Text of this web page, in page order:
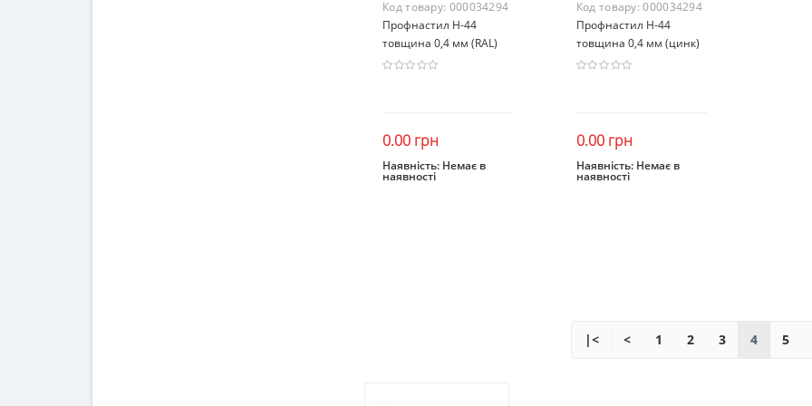
Код товару: 000034294
Профнастил H-44
товщина 0,4 мм (RAL)
0.00 грн
Закінчився
Наявність: Немає в
наявності
Код товару:000034294
Профнастил H-44
товщина 0,4 мм (цинк)
0.00 грн
Закінчився
Наявність: Немає в
наявності
|< < 1 2 3 4 5